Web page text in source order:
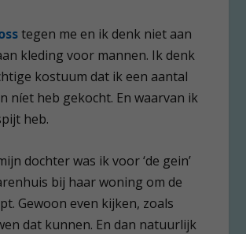
tegen me en ik denk niet aan
kleding voor mannen. Ik denk
kostuum dat ik een aantal
níet heb gekocht. En waarvan ik
heb.
dochter was ik voor ‘de gein’
bij haar woning om de
Gewoon even kijken, zoals
dat kunnen. En dan natuurlijk